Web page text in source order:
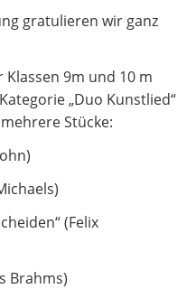
gratulieren wir ganz
9m und 10 m
„Duo Kunstlied“
Stücke:
(Felix
Brahms)